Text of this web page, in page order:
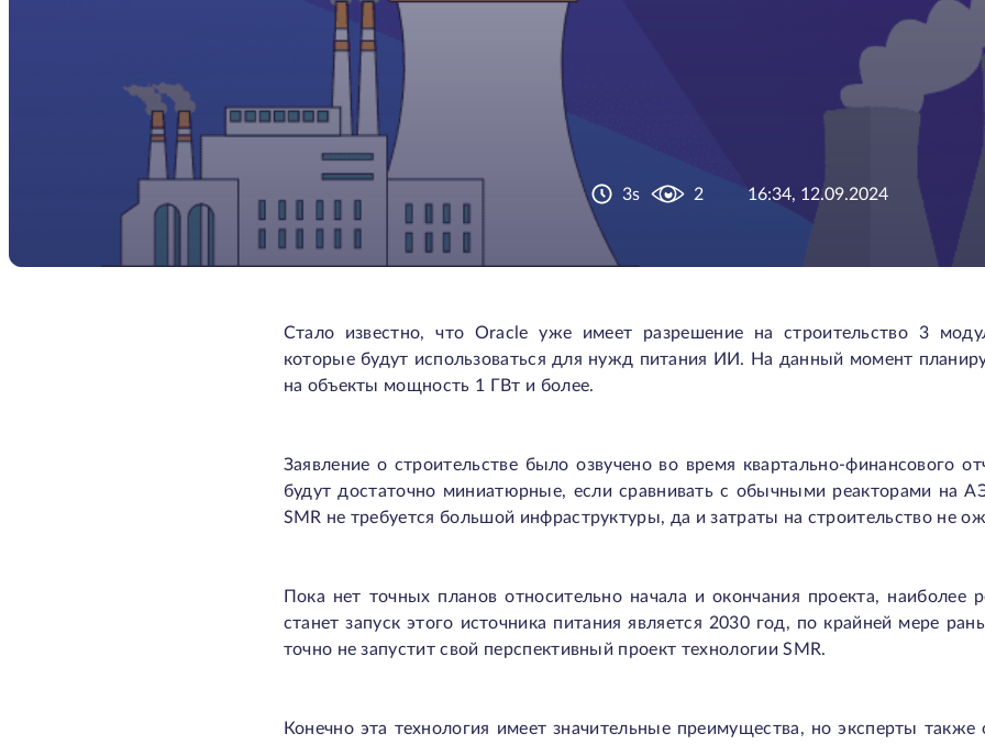
3s 2 16:34, 12.09.2024
Стало известно, что Oracle уже имеет разрешение на строительство 3
которые будут использоваться для нужд питания ИИ. На данный момент
на объекты мощность 1 ГВт и более.
Заявление о строительстве было озвучено во время квартально-финансового
будут достаточно миниатюрные, если сравнивать с обычными реакторами на
SMR не требуется большой инфраструктуры, да и затраты на строительство не
Пока нет точных планов относительно начала и окончания проекта, наиболее
станет запуск этого источника питания является 2030 год, по крайней мере
точно не запустит свой перспективный проект технологии SMR.
Конечно эта технология имеет значительные преимущества, но эксперты